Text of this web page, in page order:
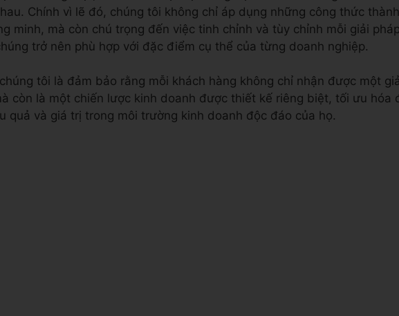
thể riêng biệt, mà còn là một hệ thống độc đáo với những thách thức
Chính vì lẽ đó, chúng tôi không chỉ áp dụng những công thức thành
minh, mà còn chú trọng đến việc tinh chỉnh và tùy chỉnh mỗi giải pháp
tôi là đảm bảo rằng mỗi khách hàng không chỉ nhận được một
còn là một chiến lược kinh doanh được thiết kế riêng biệt, tối ưu hóa